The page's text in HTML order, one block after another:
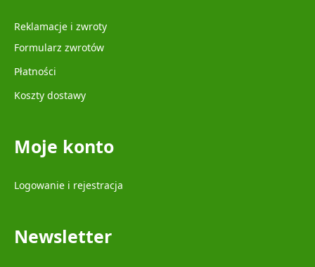
Reklamacje i zwroty
Formularz zwrotów
Płatności
Koszty dostawy
Moje konto
Logowanie i rejestracja
Newsletter